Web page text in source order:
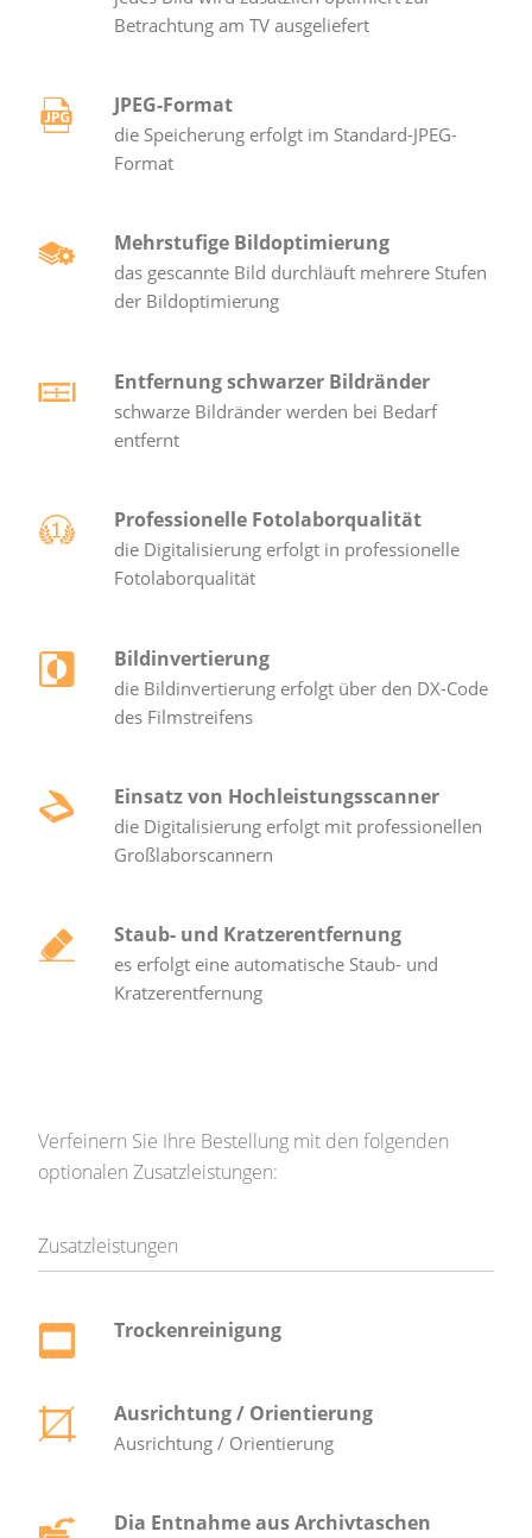
Betrachtung am TV ausgeliefert
JPEG-Format
die Speicherung erfolgt im Standard-JPEG-
Format
Mehrstufige Bildoptimierung
das gescannte Bild durchläuft mehrere Stufen
der Bildoptimierung
Entfernung schwarzer Bildränder
schwarze Bildränder werden bei Bedarf
entfernt
Professionelle Fotolaborqualität
die Digitalisierung erfolgt in professionelle
Fotolaborqualität
Bildinvertierung
die Bildinvertierung erfolgt über den DX-Code
des Filmstreifens
Einsatz von Hochleistungsscanner
die Digitalisierung erfolgt mit professionellen
Großlaborscannern
Staub- und Kratzerentfernung
es erfolgt eine automatische Staub- und
Kratzerentfernung
Verfeinern Sie Ihre Bestellung mit den folgenden
optionalen Zusatzleistungen:
Zusatzleistungen
Trockenreinigung
Ausrichtung / Orientierung
Ausrichtung / Orientierung
Dia Entnahme aus Archivtaschen